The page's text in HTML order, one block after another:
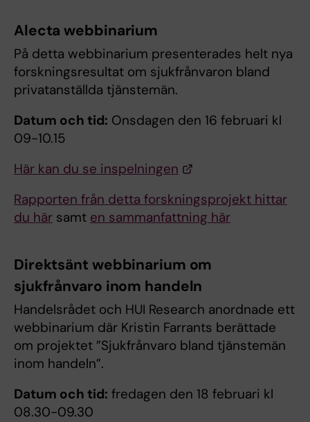
Alecta webbinarium
På detta webbinarium presenterades helt nya
forskningsresultat om sjukfrånvaron bland
privatanställda tjänstemän.
Datum och tid: Onsdagen den 16 februari kl
09-10.15
Här kan du se inspelningen
Rapporten från detta forskningsprojekt hittar
du här samt en sammanfattning här
Direktsänt webbinarium om
sjukfrånvaro inom handeln
Handelsrådet och HUI Research anordnade ett
webbinarium där Kristin Farrants berättade
om projektet ”Sjukfrånvaro bland tjänstemän
inom handeln”.
Datum och tid: fredagen den 18 februari kl
08.30-09.30